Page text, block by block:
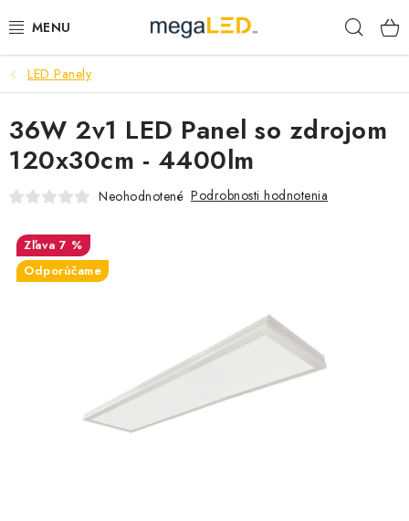
na
PRIEMYSEL
SVIETIDLÁ
ŽIAROVKY A TRUBICE
ELEKTROMATERIÁL
SOLÁRNE SYSTÉMY
LED Panely
36W 2v1 LED Panel so zdrojom
120x30cm - 4400lm
Neohodnotené Podrobnosti hodnotenia
7 %
Odporúčame